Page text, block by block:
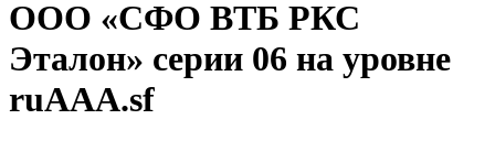
ООО «СФО ВТБ РКС
Эталон» серии 06 на уровне
ruAAA.sf